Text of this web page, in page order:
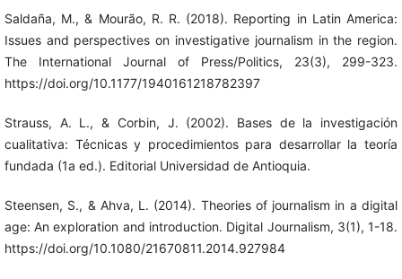
Saldaña, M., & Mourão, R. R. (2018). Reporting in Latin America:
Issues and perspectives on investigative journalism in the region.
The International Journal of Press/Politics, 23(3), 299-323.
https://doi.org/10.1177/1940161218782397
Strauss, A. L., & Corbin, J. (2002). Bases de la investigación
cualitativa: Técnicas y procedimientos para desarrollar la teoría
fundada (1a ed.). Editorial Universidad de Antioquia.
Steensen, S., & Ahva, L. (2014). Theories of journalism in a digital
age: An exploration and introduction. Digital Journalism, 3(1), 1-18.
https://doi.org/10.1080/21670811.2014.927984